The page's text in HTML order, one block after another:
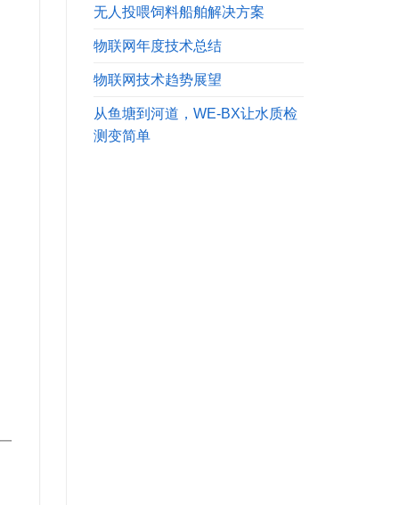
无人投喂饲料船舶解决方案
物联网年度技术总结
物联网技术趋势展望
从鱼塘到河道，WE-BX让水质检
测变简单